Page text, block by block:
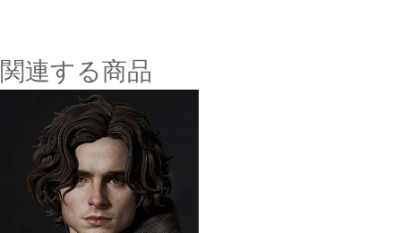
関連する商品